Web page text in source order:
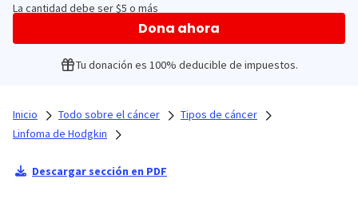
La cantidad debe ser $5 o más
Dona ahora
Tu donación es 100% deducible de impuestos.
Inicio Todo sobre el cáncer
Tipos de cáncer
Linfoma de Hodgkin
Descargar sección en PDF